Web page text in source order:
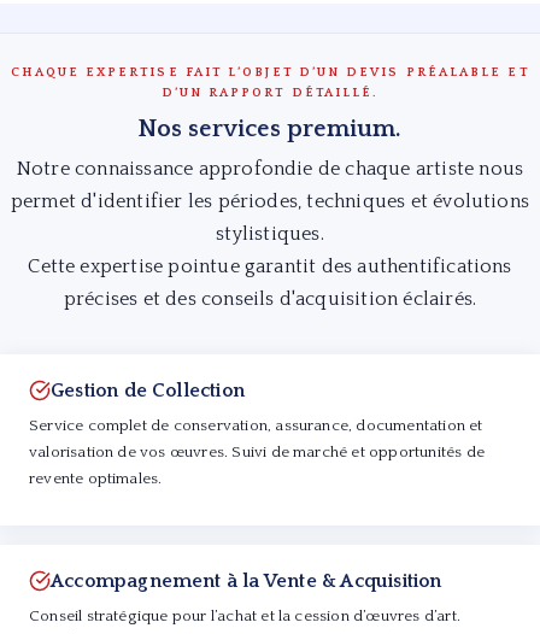
CHAQUE EXPERTISE FAIT L’OBJET D’UN DEVIS PRÉALABLE ET
D’UN RAPPORT DÉTAILLÉ.
Nos services premium.
Notre connaissance approfondie de chaque artiste nous
permet d'identifier les périodes, techniques et évolutions
stylistiques.
Cette expertise pointue garantit des authentifications
précises et des conseils d'acquisition éclairés.
Gestion de Collection
Service complet de conservation, assurance, documentation et
valorisation de vos œuvres. Suivi de marché et opportunités de
revente optimales.
Accompagnement à la Vente & Acquisition
Conseil stratégique pour l’achat et la cession d’œuvres d’art.